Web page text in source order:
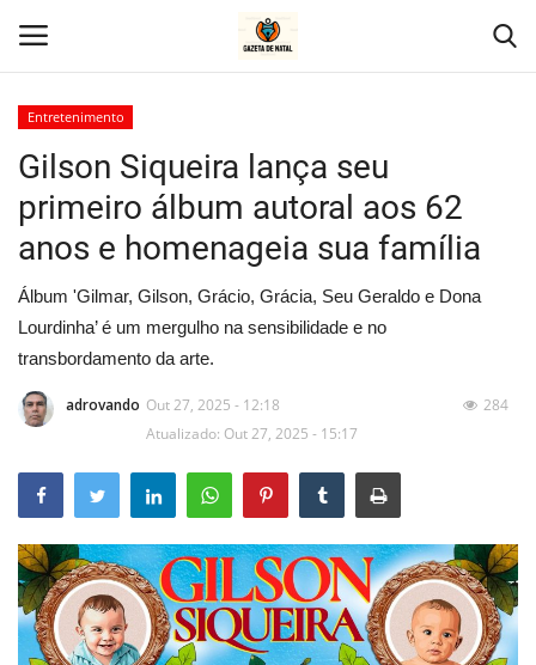
Home
Geral
Politica
Saúde
Entretenimento
Economia
Expediente - Equipe de Jornalismo
Galeria
Entretenimento
Gilson Siqueira lança seu
primeiro álbum autoral aos 62
anos e homenageia sua família
Álbum 'Gilmar, Gilson, Grácio, Grácia, Seu Geraldo e Dona
Lourdinha’ é um mergulho na sensibilidade e no
transbordamento da arte.
adrovando Out 27, 2025 - 12:18
Atualizado: Out 27, 2025 - 15:17
284